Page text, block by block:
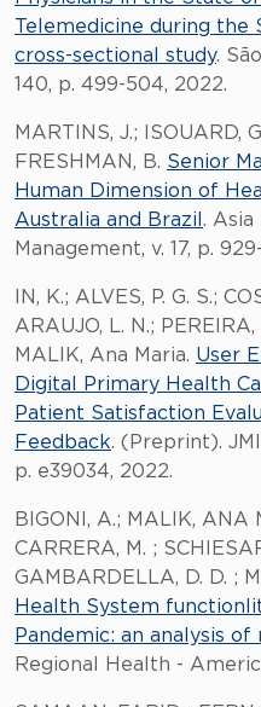
Telemedicine during the
cross-sectional study.
140, p. 499-504, 2022.
MARTINS, J.; ISOUARD,
FRESHMAN, B. Senior
Human Dimension of
Australia and Brazil . Asia
Management, v. 17, p.
IN, K.; ALVES, P. G. S.;
ARAUJO, L. N.; PEREIRA,
MALIK, Ana Maria. User
Digital Primary Health
Patient Satisfaction
Feedback. (Preprint).
p. e39034, 2022.
BIGONI, A.; MALIK, ANA
CARRERA, M. ;
GAMBARDELLA, D. D. ;
Health System
Pandemic: an analysis of
Regional Health -